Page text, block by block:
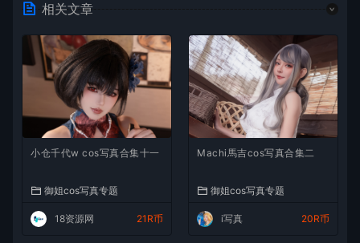
相关文章
小仓千代w cos写真合集十一
御姐cos写真专题
18资源网 21R币
Machi馬吉cos写真合集二
御姐cos写真专题
i写真 20R币